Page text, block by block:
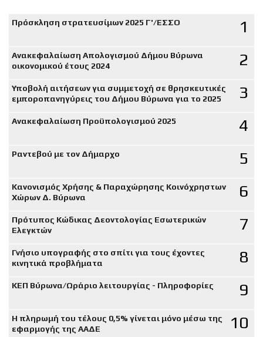
Πρόσκληση στρατευσίμων 2025 Γ'/ΕΣΣΟ 1
Ανακεφαλαίωση Απολογισμού Δήμου Βύρωνα
οικονομικού έτους 2024
2
Υποβολή αιτήσεων για συμμετοχή σε θρησκευτικές
εμποροπανηγύρεις του Δήμου Βύρωνα για το 2025
3
Ανακεφαλαίωση Προϋπολογισμού 2025 4
Ραντεβού με τον Δήμαρχο 5
Κανονισμός Χρήσης & Παραχώρησης Κοινόχρηστων
Χώρων Δ. Βύρωνα
6
Πρότυπος Κώδικας Δεοντολογίας Εσωτερικών
Ελεγκτών
7
Γνήσιο υπογραφής στο σπίτι για τους έχοντες
κινητικά προβλήματα
8
ΚΕΠ Βύρωνα/Ωράριο λειτουργίας - Πληροφορίες 9
Η πληρωμή του τέλους 0,5% γίνεται μόνο μέσω της
εφαρμογής της ΑΑΔΕ
10